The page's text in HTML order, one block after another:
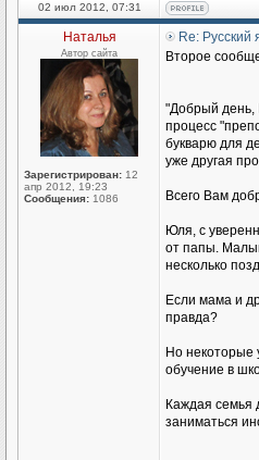
02 июл 2012, 07:31
Наталья
Автор сайта
Зарегистрирован: 12
апр 2012, 19:23
Сообщения: 1086
Re:
Второе
"Добрый день,
процесс
букварю для
уже другая
Всего Вам
Юля, с
от папы.
несколько
Если мама и
правда?
Но некоторые
обучение в
Каждая семья
заниматься